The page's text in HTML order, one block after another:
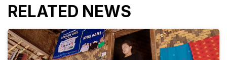
RELATED NEWS